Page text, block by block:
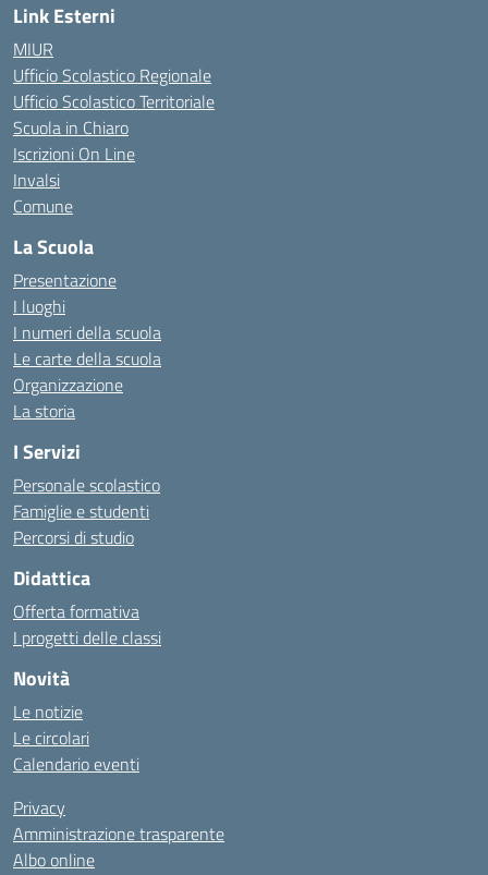
Link Esterni
MIUR
Ufficio Scolastico Regionale
Ufficio Scolastico Territoriale
Scuola in Chiaro
Iscrizioni On Line
Invalsi
Comune
La Scuola
Presentazione
I luoghi
I numeri della scuola
Le carte della scuola
Organizzazione
La storia
I Servizi
Personale scolastico
Famiglie e studenti
Percorsi di studio
Didattica
Offerta formativa
I progetti delle classi
Novità
Le notizie
Le circolari
Calendario eventi
Privacy
Amministrazione trasparente
Albo online